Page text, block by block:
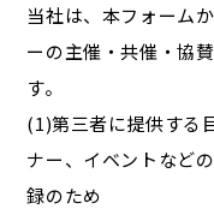
当社は、本フォーム
ーの主催・共催・協
す。
(1)第三者に提供する
ナー、イベントなど
録のため